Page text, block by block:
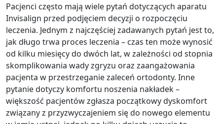
Pacjenci często mają wiele pytań dotyczących aparatu
Invisalign przed podjęciem decyzji o rozpoczęciu
leczenia. Jednym z najczęściej zadawanych pytań jest to,
jak długo trwa proces leczenia – czas ten może wynosić
od kilku miesięcy do dwóch lat, w zależności od stopnia
skomplikowania wady zgryzu oraz zaangażowania
pacjenta w przestrzeganie zaleceń ortodonty. Inne
pytanie dotyczy komfortu noszenia nakładek –
większość pacjentów zgłasza początkowy dyskomfort
związany z przyzwyczajeniem się do nowego elementu